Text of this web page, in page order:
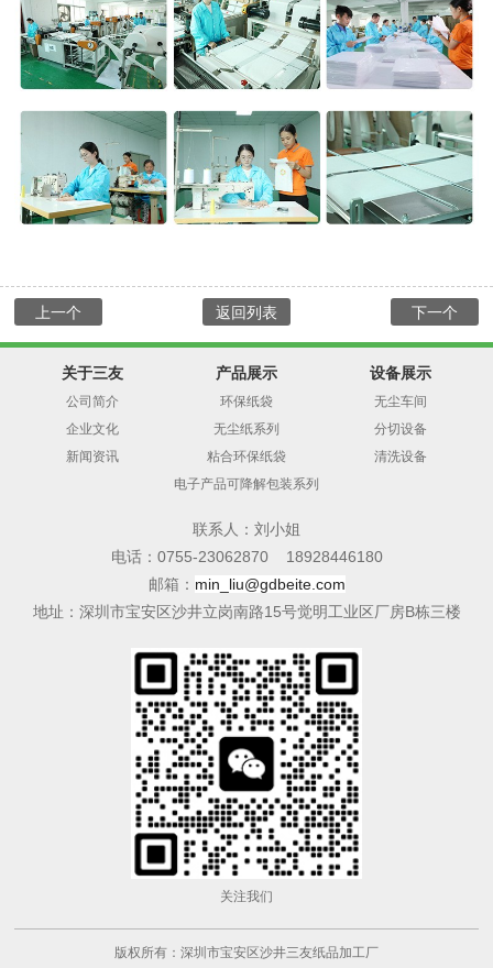
上一个 下一个
返回列表
关于三友
公司简介
企业文化
新闻资讯
产品展示
环保纸袋
无尘纸系列
粘合环保纸袋
电子产品可降解包装系列
设备展示
无尘车间
分切设备
清洗设备
联系人：刘小姐
电话：0755-23062870 18928446180
邮箱： min_liu@gdbeite.com
​地址：深圳市宝安区沙井立岗南路15号觉明工业区厂房B栋三楼
关注我们
版权所有：深圳市宝安区沙井三友纸品加工厂